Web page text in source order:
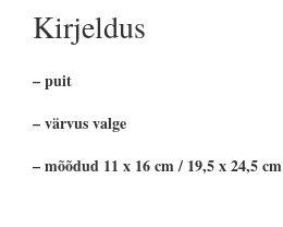
Kirjeldus
– puit
– värvus valge
– mõõdud 11 x 16 cm / 19,5 x 24,5 cm